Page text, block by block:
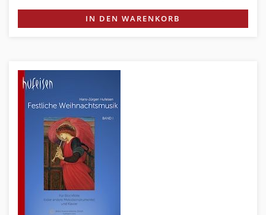
IN DEN WARENKORB